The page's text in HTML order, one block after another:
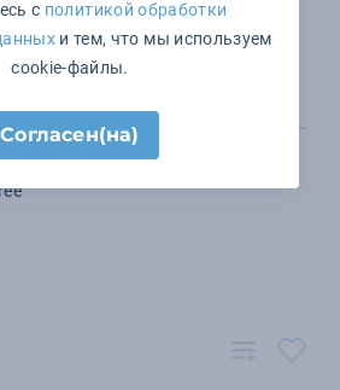
с политикой обработки
и тем, что мы используем
cookie-файлы.
Согласен(на)